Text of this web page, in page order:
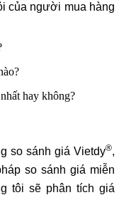
của người mua hàng
hay không?
so sánh giá Vietdy®,
so sánh giá miễn
tôi sẽ phân tích giá